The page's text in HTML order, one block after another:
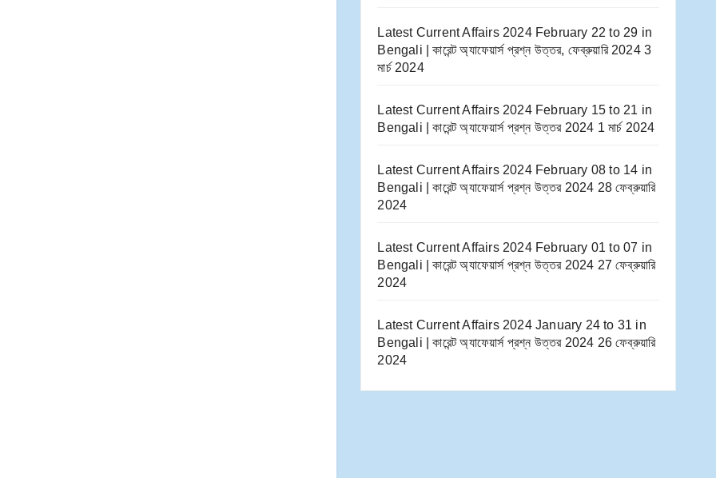
Latest Current Affairs 2024 February 22 to 29​ in
Bengali | কারেন্ট অ্যাফেয়ার্স প্রশ্ন উত্তর, ফেব্রুয়ারি 2024 3
মার্চ 2024
Latest Current Affairs 2024 February 15 to 21​ in
Bengali | কারেন্ট অ্যাফেয়ার্স প্রশ্ন উত্তর 2024 1 মার্চ 2024
Latest Current Affairs 2024 February 08 to 14​ in
Bengali | কারেন্ট অ্যাফেয়ার্স প্রশ্ন উত্তর 2024 28 ফেব্রুয়ারি
2024
Latest Current Affairs 2024 February 01 to 07​ in
Bengali | কারেন্ট অ্যাফেয়ার্স প্রশ্ন উত্তর 2024 27 ফেব্রুয়ারি
2024
Latest Current Affairs 2024 January 24 to 31​ in
Bengali | কারেন্ট অ্যাফেয়ার্স প্রশ্ন উত্তর 2024 26 ফেব্রুয়ারি
2024